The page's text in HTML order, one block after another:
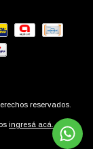
reservados.
ingresá acá.